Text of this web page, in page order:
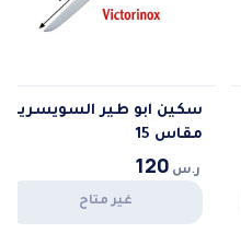
سكين ابو طير السويسريه
مقاس 15
ر.س 120
غير متاح